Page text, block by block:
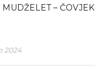
– ČOVJEK
2024